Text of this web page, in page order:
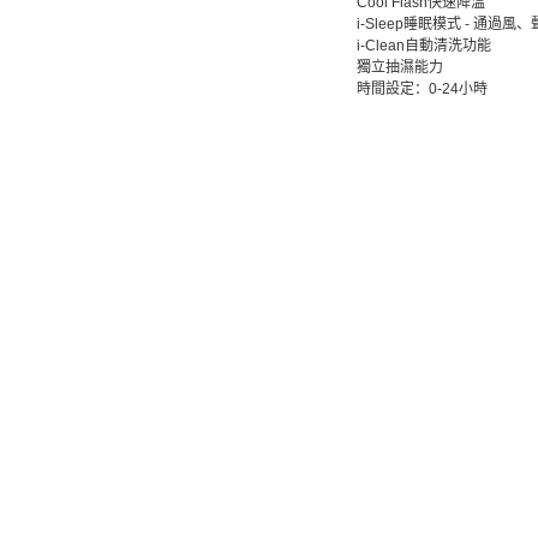
i-Sleep睡眠模式 - 通過風、
i-Clean自動清洗功能
獨立抽濕能力
時間設定：0-24小時